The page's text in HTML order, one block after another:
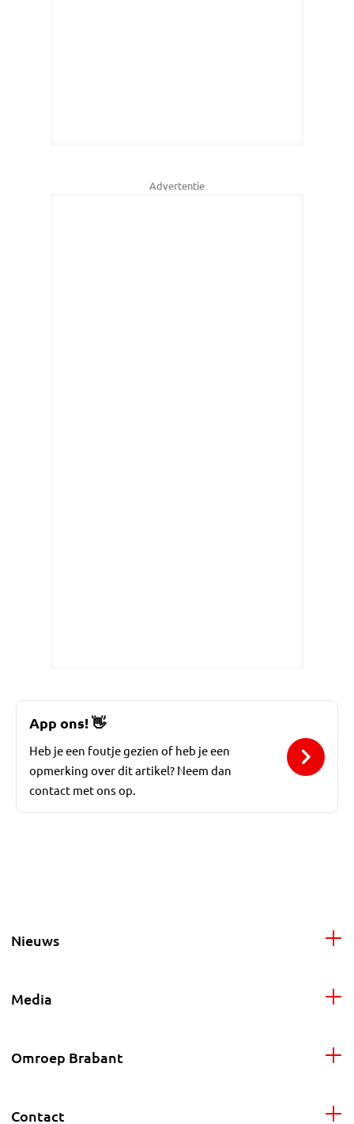
Advertentie
App ons!👋
Heb je een foutje gezien of heb je een
opmerking over dit artikel? Neem dan
contact met ons op.
Nieuws
Media
Omroep Brabant
Contact